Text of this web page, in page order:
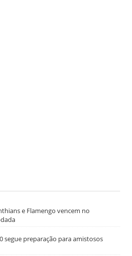
e Flamengo vencem no
segue preparação para amistosos